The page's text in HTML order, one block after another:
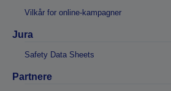
Vilkår for online-kampagner
Jura
Safety Data Sheets
Partnere